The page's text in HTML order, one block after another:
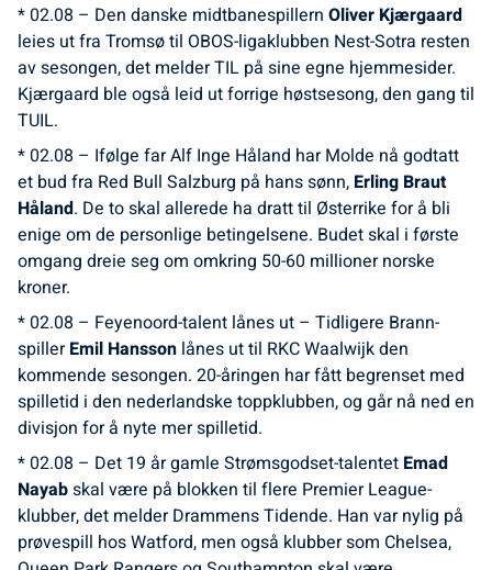
* 02.08 – Den danske midtbanespillern Oliver Kjærgaard
leies ut fra Tromsø til OBOS-ligaklubben Nest-Sotra resten
av sesongen, det melder TIL på sine egne hjemmesider.
Kjærgaard ble også leid ut forrige høstsesong, den gang til
TUIL.
* 02.08 – Ifølge far Alf Inge Håland har Molde nå godtatt
et bud fra Red Bull Salzburg på hans sønn, Erling Braut
Håland. De to skal allerede ha dratt til Østerrike for å bli
enige om de personlige betingelsene. Budet skal i første
omgang dreie seg om omkring 50-60 millioner norske
kroner.
* 02.08 – Feyenoord-talent lånes ut – Tidligere Brann-
spillerEmil Hansson lånes ut til RKC Waalwijk den
kommende sesongen. 20-åringen har fått begrenset med
spilletid i den nederlandske toppklubben, og går nå ned en
divisjon for å nyte mer spilletid.
* 02.08 – Det 19 år gamle Strømsgodset-talentet Emad
Nayabskal være på blokken til flere Premier League-
klubber, det melder Drammens Tidende. Han var nylig på
prøvespill hos Watford, men også klubber som Chelsea,